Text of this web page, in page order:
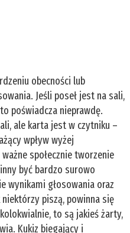
obecności lub
Jeśli poseł jest na sali,
poświadcza nieprawdę.
ale karta jest w czytniku –
wpływ wyżej
społecznie tworzenie
być bardzo surowo
wynikami głosowania oraz
piszą, powinna się
to są jakieś żarty,
Kukiz biegający i